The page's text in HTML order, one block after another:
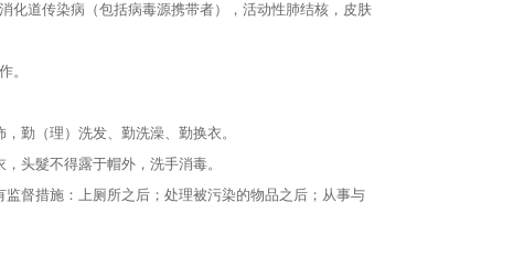
化道传染病（包括病毒源携带者），活动性肺结核，皮肤
。
勤（理）洗发、勤洗澡、勤换衣。
头髮不得露于帽外，洗手消毒。
督措施：上厕所之后；处理被污染的物品之后；从事与